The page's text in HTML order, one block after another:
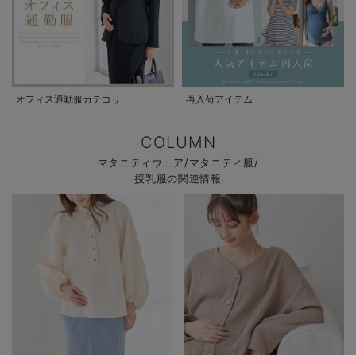
オフィス通勤服カテゴリ 再入荷アイテム
COLUMN
マタニティウェア/マタニティ服/
授乳服の関連情報